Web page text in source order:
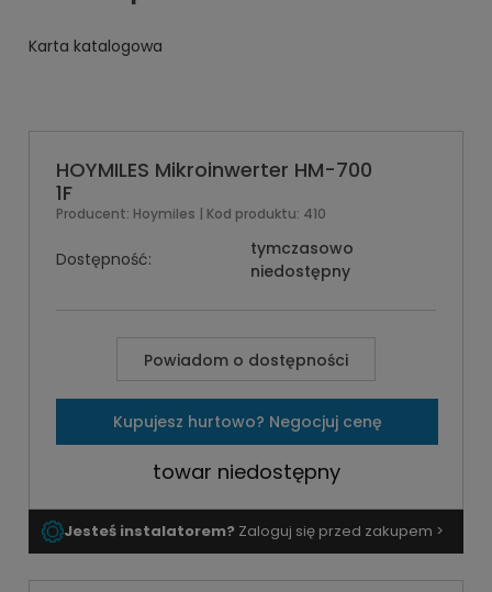
Karta katalogowa
HOYMILES Mikroinwerter HM-700
1F
Producent: Hoymiles | Kod produktu: 410
Dostępność:
tymczasowo
niedostępny
Powiadom o dostępności
Kupujesz hurtowo? Negocjuj cenę
towar niedostępny
Jesteś instalatorem? Zaloguj się przed zakupem >